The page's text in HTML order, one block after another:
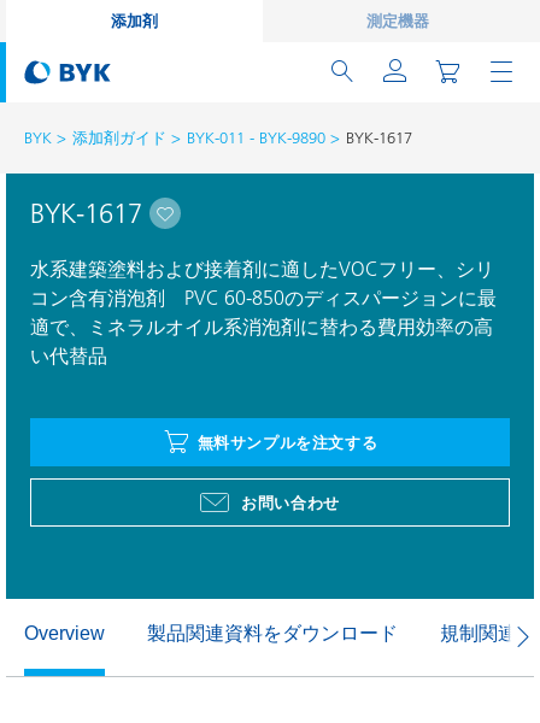
添加剤 測定機器
BYK 添加剤ガイド BYK-011 - BYK-9890 BYK-1617
BYK-1617
水系建築塗料および接着剤に適したVOCフリー、シリ
コン含有消泡剤 PVC 60-850のディスパージョンに最
適で、ミネラルオイル系消泡剤に替わる費用効率の高
い代替品
無料サンプルを注文する
お問い合わせ
Overview 製品関連資料をダウンロード 規制関連